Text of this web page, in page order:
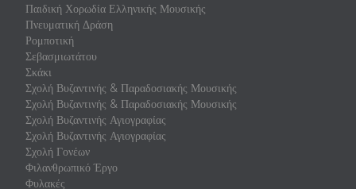
Παιδική Χορωδία Ελληνικής Μουσικής
Πνευματική Δράση
Ρομποτική
Σεβασμιωτάτου
Σκάκι
Σχολή Βυζαντινής & Παραδοσιακής Μουσικής
Σχολή Βυζαντινής & Παραδοσιακής Μουσικής
Σχολή Βυζαντινής Αγιογραφίας
Σχολή Βυζαντινής Αγιογραφίας
Σχολή Γονέων
Φιλανθρωπικό Έργο
Φυλακές